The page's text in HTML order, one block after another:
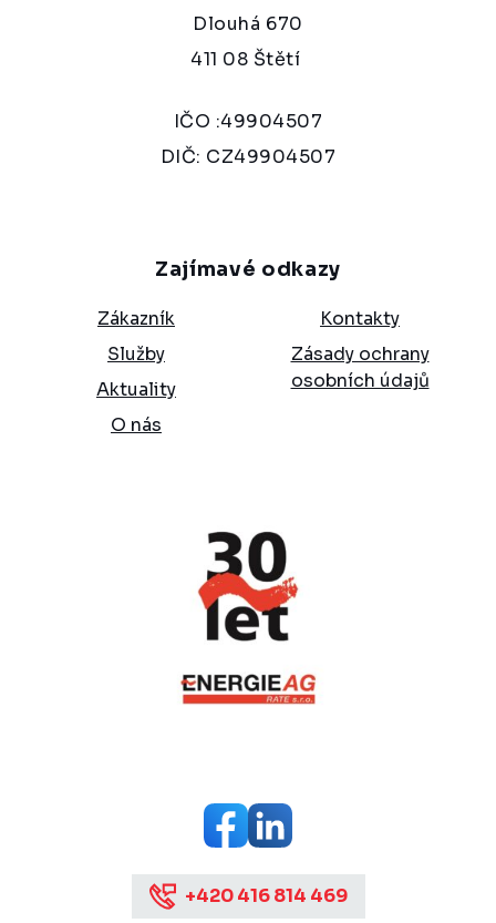
Dlouhá 670
411 08 Štětí
IČO :49904507
DIČ: CZ49904507
Zajímavé odkazy
Zákazník
Služby
Aktuality
O nás
Kontakty
Zásady ochrany
osobních údajů
+420 416 814 469